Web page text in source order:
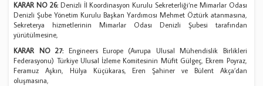
KARAR NO 26:Denizli İl Koordinasyon Kurulu Sekreterliği‘ne Mimarlar Odası
Denizli Şube Yönetim Kurulu Başkan Yardımcısı Mehmet Öztürk atanmasına,
Sekreterya hizmetlerinin Mimarlar Odası Denizli Şubesi tarafından
yürütülmesine,
KARAR NO 27: Engineers Europe (Avrupa Ulusal Mühendislik Birlikleri
Federasyonu) Türkiye Ulusal İzleme Komitesinin Müfit Gülgeç, Ekrem Poyraz,
Feramuz Aşkın, Hülya Küçükaras, Eren Şahiner ve Bülent Akça’dan
oluşmasına,